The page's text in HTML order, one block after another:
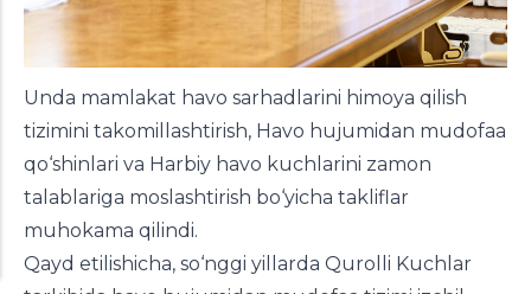
Undа mamlаkаt hаvo sarhаdlаrini himoya qilish
tizimini takomillashtirish, Havo hujumidan mudofaa
qo‘shinlari va Harbiy havo kuchlarini zamon
talablariga moslashtirish bo‘yicha takliflar
muhokama qilindi.
Qayd etilishicha, so‘nggi yillarda Qurolli Kuchlar